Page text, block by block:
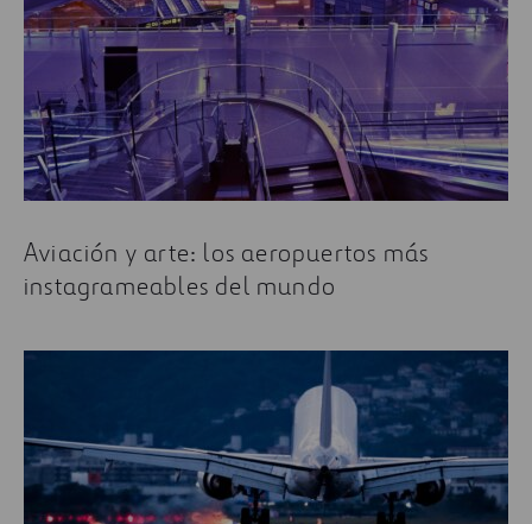
nuestro blog nos parece un lugar perfecto para
compartirlas.
Algunos de los artículos más leidos sobre aeropuertos
son:
De AAA al ZZV: los curiosos códigos de los
aeropuertos.
¿Cómo serán los aeropuertos del futuro?
¿Cómo eran los primeros aeropuertos que
7 pasos para mejorar la seguridad del
aeropuerto y los pasajeros.
Aviación y arte: los aeropuertos más
instagrameables del mundo